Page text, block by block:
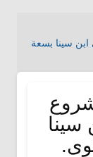
ابن سينا بسعة
سينا